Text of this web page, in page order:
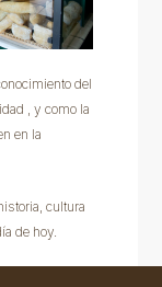
del
, y como la
en la
cultura
de hoy.